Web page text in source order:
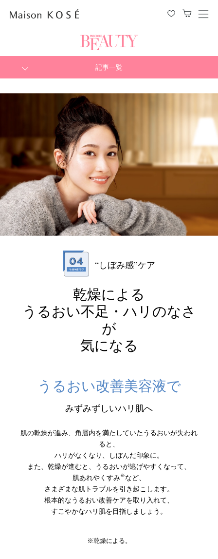
メ
開
る
記事一覧
“しぼみ感”ケア
乾燥による
うるおい不足・ハリのなさ
が
気になる
うるおい改善美容液で
みずみずしいハリ肌へ
肌の乾燥が進み、角層内を満たしていたうるおいが失われ
ると、
ハリがなくなり、しぼんだ印象に。
また、乾燥が進むと、うるおいが逃げやすくなって、
肌あれやくすみ※など、
さまざまな肌トラブルを引き起こします。
根本的なうるおい改善ケアを取り入れて、
すこやかなハリ肌を目指しましょう。
※乾燥による。